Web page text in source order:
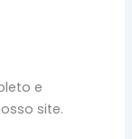
e
site.